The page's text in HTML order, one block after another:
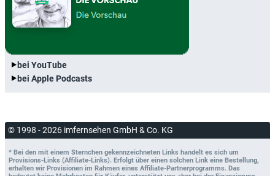
bei YouTube
bei Apple Podcasts
© 1998 - 2026 imfernsehen GmbH & Co. KG
* Bei den mit einem Sternchen gekennzeichneten Links handelt es sich um
Provisions-Links (Affiliate-Links). Erfolgt über einen solchen Link eine Bestellung,
erhalten wir Provisionen im Rahmen eines Affiliate-Partnerprogramms. Das